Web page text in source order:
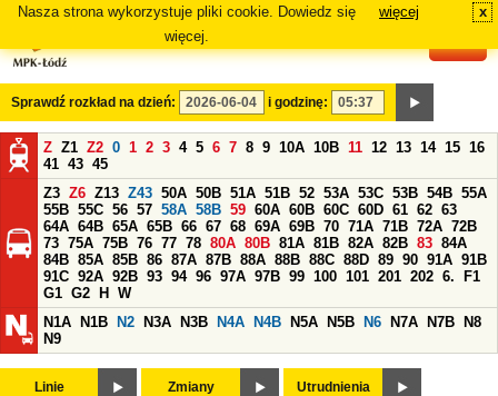
Nasza strona wykorzystuje pliki cookie. Dowiedz się
więcej.
więcej x
Sprawdź rozkład na dzień: i godzinę:
Z Z1 Z2 0 1 2 3 4 5 6 7 8 9 10A 10B 11 12 13 14 15 16
41 43 45
Z3 Z6 Z13 Z43 50A 50B 51A 51B 52 53A 53C 53B 54B 55A
55B 55C 56 57 58A 58B 59 60A 60B 60C 60D 61 62 63
64A 64B 65A 65B 66 67 68 69A 69B 70 71A 71B 72A 72B
73 75A 75B 76 77 78 80A 80B 81A 81B 82A 82B 83 84A
84B 85A 85B 86 87A 87B 88A 88B 88C 88D 89 90 91A 91B
91C 92A 92B 93 94 96 97A 97B 99 100 101 201 202 6.
F1
G1 G2 H
W
N1A
N1B N2 N3A N3B N4A N4B N5A N5B N6 N7A N7B
N8
N9
Linie Zmiany Utrudnienia